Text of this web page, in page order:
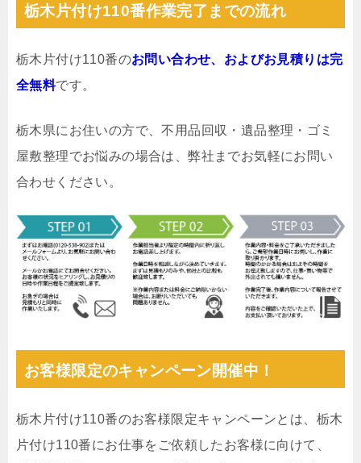
栃木片付け110番作業完了までの流れ
栃木片付け110番のお問い合わせ、およびお見積りは完
全無料です。
栃木県にお住いの方で、不用品回収・遺品整理・ゴミ
屋敷整理でお悩みの場合は、弊社までお気軽にお問い
合わせください。
お客様限定のキャンペーン開催中！
栃木片付け110番のお客様限定キャンペーンとは、栃木
片付け110番にお仕事をご依頼したお客様に向けて、